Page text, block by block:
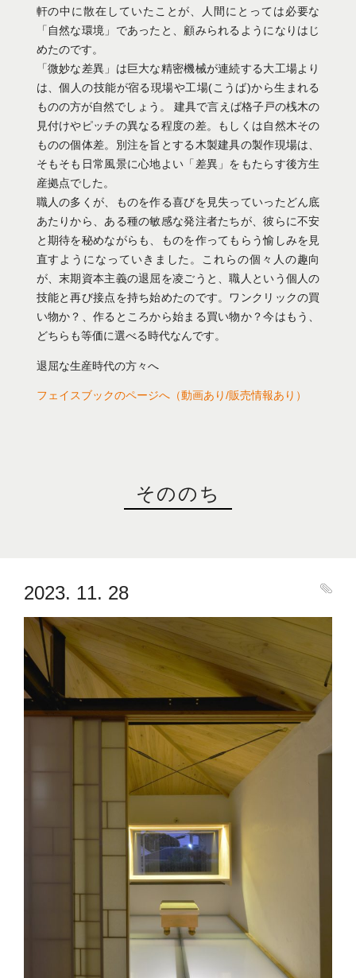
軒の中に散在していたことが、人間にとっては必要な
「自然な環境」であったと、顧みられるようになりはじ
めたのです。
「微妙な差異」は巨大な精密機械が連続する大工場より
は、個人の技能が宿る現場や工場(こうば)から生まれる
ものの方が自然でしょう。 建具で言えば格子戸の桟木の
見付けやピッチの異なる程度の差。もしくは自然木その
ものの個体差。別注を旨とする木製建具の製作現場は、
そもそも日常風景に心地よい「差異」をもたらす後方生
産拠点でした。
職人の多くが、ものを作る喜びを見失っていったどん底
あたりから、ある種の敏感な発注者たちが、彼らに不安
と期待を秘めながらも、ものを作ってもらう愉しみを見
直すようになっていきました。これらの個々人の趣向
が、末期資本主義の退屈を凌ごうと、職人という個人の
技能と再び接点を持ち始めたのです。ワンクリックの買
い物か？、作るところから始まる買い物か？今はもう、
どちらも等価に選べる時代なんです。
退屈な生産時代の方々へ
フェイスブックのページへ（動画あり/販売情報あり）
そののち
2023. 11. 28